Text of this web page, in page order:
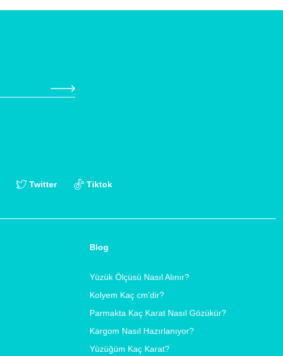
Twitter Tiktok
Blog
Yüzük Ölçüsü Nasıl Alınır?
Kolyem Kaç cm'dir?
Parmakta Kaç Karat Nasıl Gözükür?
Kargom Nasıl Hazırlanıyor?
Yüzüğüm Kaç Karat?